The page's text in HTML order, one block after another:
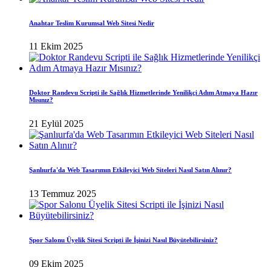
Anahtar Teslim Kurumsal Web Sitesi Nedir
11 Ekim 2025
Doktor Randevu Scripti ile Sağlık Hizmetlerinde Yenilikçi Adım Atmaya Hazır
Mısınız?
21 Eylül 2025
Şanlıurfa'da Web Tasarımın Etkileyici Web Siteleri Nasıl Satın Alınır?
13 Temmuz 2025
Spor Salonu Üyelik Sitesi Scripti ile İşinizi Nasıl Büyütebilirsiniz?
09 Ekim 2025